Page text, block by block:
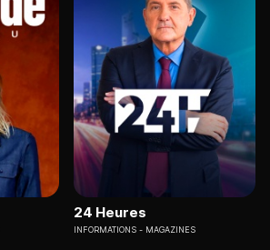
24 Heures
INFORMATIONS MAGAZINES